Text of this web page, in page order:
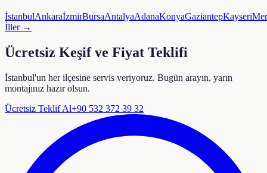
İstanbulAnkaraİzmirBursaAntalyaAdanaKonyaGaziantepKayseri
İller →
Ücretsiz Keşif ve Fiyat Teklifi
İstanbul'un her ilçesine servis veriyoruz. Bugün arayın, yarın
montajınız hazır olsun.
Ücretsiz Teklif Al+90 532 372 39 32